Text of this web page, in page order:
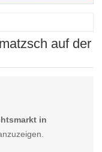
auf der
in